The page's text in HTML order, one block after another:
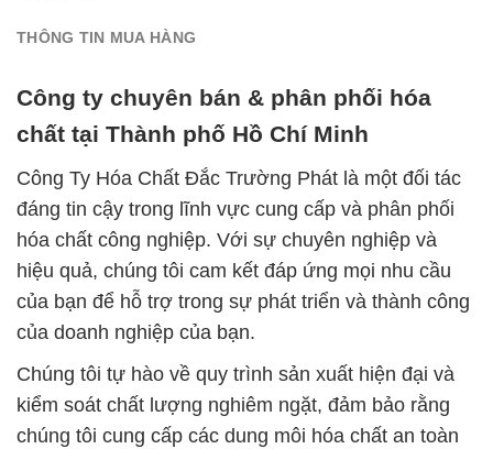
THÔNG TIN MUA HÀNG
Công ty chuyên bán & phân phối hóa
chất tại Thành phố Hồ Chí Minh
Công Ty Hóa Chất Đắc Trường Phát là một đối tác
đáng tin cậy trong lĩnh vực cung cấp và phân phối
hóa chất công nghiệp. Với sự chuyên nghiệp và
hiệu quả, chúng tôi cam kết đáp ứng mọi nhu cầu
của bạn để hỗ trợ trong sự phát triển và thành công
của doanh nghiệp của bạn.
Chúng tôi tự hào về quy trình sản xuất hiện đại và
kiểm soát chất lượng nghiêm ngặt, đảm bảo rằng
chúng tôi cung cấp các dung môi hóa chất an toàn